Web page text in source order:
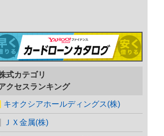
式カテゴリ
クセスランキング
キオクシアホールディングス(株)
ＪＸ金属(株)